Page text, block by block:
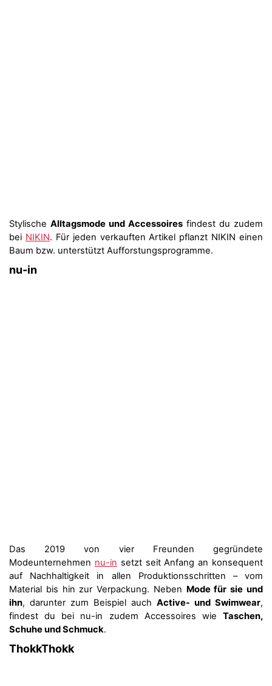
Stylische Alltagsmode und Accessoires findest du zudem
bei NIKIN. Für jeden verkauften Artikel pflanzt NIKIN einen
Baum bzw. unterstützt Aufforstungsprogramme.
nu-in
Das 2019 von vier Freunden gegründete
Modeunternehmen nu-in setzt seit Anfang an konsequent
auf Nachhaltigkeit in allen Produktionsschritten – vom
Material bis hin zur Verpackung. Neben Mode für sie und
ihn, darunter zum Beispiel auch Active- und Swimwear,
findest du bei nu-in zudem Accessoires wie Taschen,
Schuhe und Schmuck.
ThokkThokk